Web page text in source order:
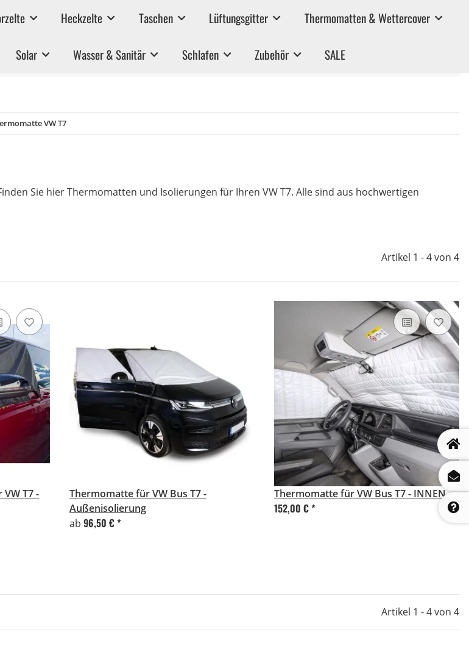
Heckzelte Taschen Lüftungsgitter Thermomatten & Wettercover
Solar Wasser & Sanitär Schlafen Zubehör SALE
VW T7
Sie hier Thermomatten und Isolierungen für Ihren VW T7. Alle sind aus hochwertigen
Artikel 1 - 4 von 4
T7 -
Thermomatte für VW Bus T7 -
Außenisolierung
ab 96,50 €*
Thermomatte für VW Bus T7 - INNEN
152,00 €*
Artikel 1 - 4 von 4